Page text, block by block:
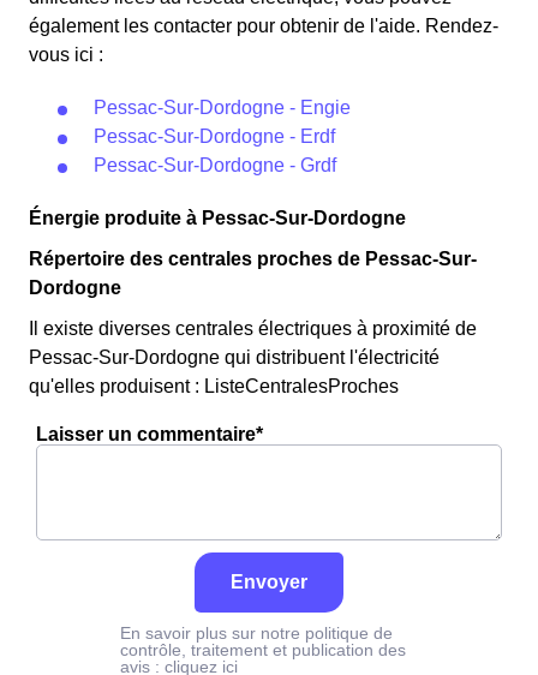
également les contacter pour obtenir de l'aide. Rendez-
vous ici :
Pessac-Sur-Dordogne - Engie
Pessac-Sur-Dordogne - Erdf
Pessac-Sur-Dordogne - Grdf
Énergie produite à Pessac-Sur-Dordogne
Répertoire des centrales proches de Pessac-Sur-
Dordogne
Il existe diverses centrales électriques à proximité de
Pessac-Sur-Dordogne qui distribuent l'électricité
qu'elles produisent : ListeCentralesProches
Laisser un commentaire*
Envoyer
En savoir plus sur notre politique de
contrôle, traitement et publication des
avis : cliquez ici